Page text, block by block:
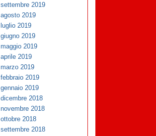
settembre 2019
agosto 2019
luglio 2019
giugno 2019
maggio 2019
aprile 2019
marzo 2019
febbraio 2019
gennaio 2019
dicembre 2018
novembre 2018
ottobre 2018
settembre 2018